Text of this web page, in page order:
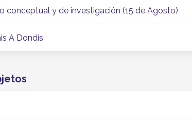
conceptual y de investigación (15 de Agosto)
A Dondis